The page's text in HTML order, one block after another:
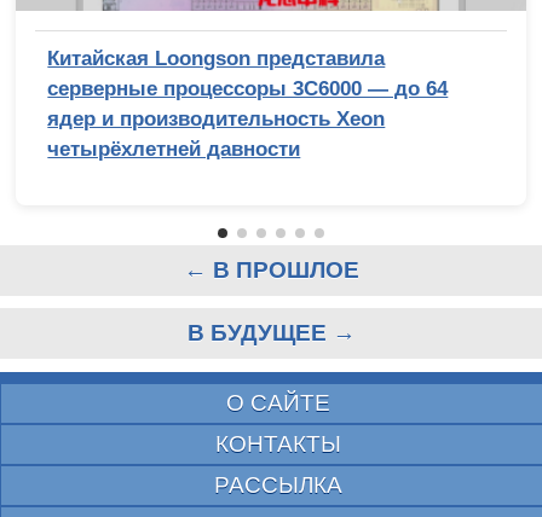
Китайская Loongson представила
серверные процессоры 3C6000 — до 64
ядер и производительность Xeon
четырёхлетней давности
← В ПРОШЛОЕ
В БУДУЩЕЕ →
О САЙТЕ
КОНТАКТЫ
РАССЫЛКА